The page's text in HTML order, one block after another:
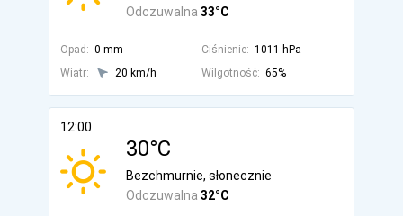
Odczuwalna 33°C
Opad: 0 mm Ciśnienie: 1011 hPa
Wiatr:
20 km/h Wilgotność: 65%
12:00
30°C
Odczuwalna 32°C
Bezchmurnie, słonecznie